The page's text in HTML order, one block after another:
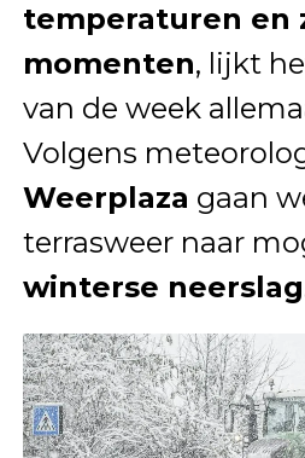
temperaturen en
momenten, lijkt
van de week
Volgens
Weerplaza gaan
terrasweer naar
winterse neerslag